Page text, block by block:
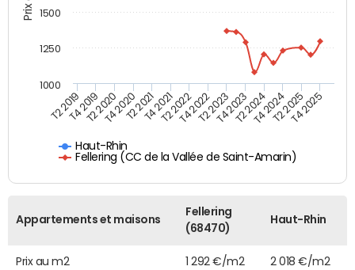
Haut-Rhin
Fellering (CC de la Vallée de Saint-Amarin)
T2 2019T4 2019T2 2020T4 2020T2 2021T4 2021T2 2022T4 2022T2 2023T4 2023T2 2024T4 2024T2 2025T4 2025
1000
1250
1500
Appartements et maisons
Fellering
(68470)
Haut-Rhin
Prix au m2 1 292 €/m2 2 018 €/m2